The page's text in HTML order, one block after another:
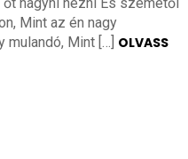
Mint az én nagy
mulandó, Mint […] OLVASS